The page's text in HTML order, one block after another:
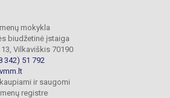
mokykla
biudžetinė įstaiga
Vilkaviškis 70190
342) 51 792
ir saugomi
registre